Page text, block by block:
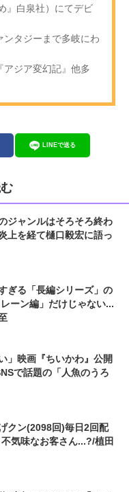
』白泉社）にてデビ
タジーまで多岐にわ
アジア変幻記』他多
LINEで送る
ジャンルはそろそろ終わ
上を経て樋口毅宏に語っ
ぎる「長編シリーズ」の
ーン編」だけじゃない...
」映画『ちいかわ』公開
で話題の「人魚のうろ
クン(2098回)毎日2回配
気味なお客さん...?/植田